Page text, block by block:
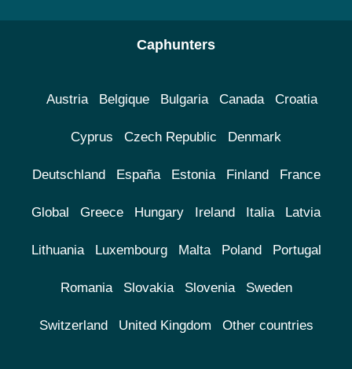
Caphunters
Austria Belgique Bulgaria Canada Croatia
Cyprus Czech Republic Denmark
Deutschland España Estonia Finland France
Global Greece Hungary Ireland Italia Latvia
Lithuania Luxembourg Malta Poland Portugal
Romania Slovakia Slovenia Sweden
Switzerland United Kingdom Other countries